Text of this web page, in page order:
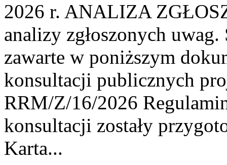
2026 r. ANALIZA
analizy zgłoszonych
zawarte w poniższym
konsultacji publicznych
RRM/Z/16/2026
konsultacji zostały
Karta...